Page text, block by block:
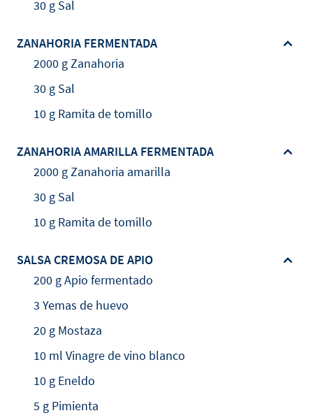
30 g Sal
ZANAHORIA FERMENTADA
2000 g Zanahoria
30 g Sal
10 g Ramita de tomillo
ZANAHORIA AMARILLA FERMENTADA
2000 g Zanahoria amarilla
30 g Sal
10 g Ramita de tomillo
SALSA CREMOSA DE APIO
200 g Apio fermentado
3 Yemas de huevo
20 g Mostaza
10 ml Vinagre de vino blanco
10 g Eneldo
5 g Pimienta